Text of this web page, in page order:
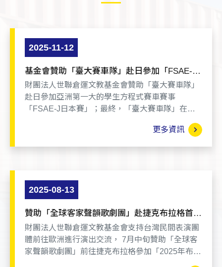
2025-11-12
基金會贊助「臺大賽車隊」赴日參加「FSAE-J
日本賽」奪佳績
財團法人世聯倉運文教基金會贊助「臺大賽車隊」
赴日參加亞洲第一大的學生方程式賽車賽事
「FSAE-J日本賽」；最終，「臺大賽車隊」在電
11/7於臺大機械系館舉辦「24-25賽季成果發表
更多資訊
2025-08-13
贊助「全球客家聲韻歌劇團」赴捷克布拉格首屆
台灣文化日演出
財團法人世聯倉運文教基金會支持台灣民間表演團
體前往歐洲進行演出交流， 7月中旬贊助「全球客
家聲韻歌劇團」前往捷克布拉格參加「2025年布拉